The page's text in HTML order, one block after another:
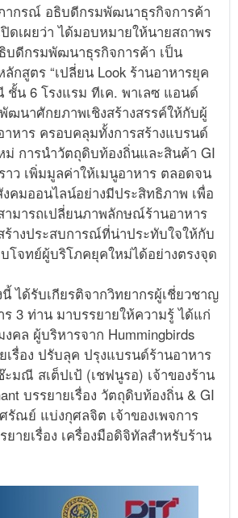
ากรณ์ อธิบดีกรมพัฒนาธุรกิจการค้า
ดเผยว่า ได้มอบหมายให้นายสถาพร
บดีกรมพัฒนาธุรกิจการค้า เป็น
กสูตร “เปลี่ยน Look ร้านอาหารยุค
น 6 โรงแรม ทีเค. พาเลซ แอนด์
ฒนาศักยภาพเชิงสร้างสรรค์ให้กับผู้
หาร ครอบคลุมทั้งการสร้างแบรนด์
ม่ การนำวัตถุดิบท้องถิ่นและสินค้า GI
าว เพิ่มมูลค่าให้เมนูอาหาร ตลอดจน
คมออนไลน์อย่างมีประสิทธิภาพ เพื่อ
ามารถเปลี่ยนภาพลักษณ์ร้านอาหาร
างประสบการณ์ที่น่าประทับใจให้กับ
โจทย์ผู้บริโภคยุคใหม่ได้อย่างตรงจุด
ได้รับเกียรติจากวิทยากรผู้เชี่ยวชาญ
3 ท่าน มาบรรยายให้ความรู้ ได้แก่
คล ผู้บริหารจาก Hummingbirds
เรื่อง ปรับลุค ปรุงแบรนด์ร้านอาหาร
มณี สเต็ปเป้ (เชฟนูรอ) เจ้าของร้าน
บรรยายเรื่อง วัตถุดิบท้องถิ่น & GI
ณย์ แบ่งกุศลจิต เจ้าของเพจการ
ยายเรื่อง เครื่องมือดิจิทัลสำหรับร้าน